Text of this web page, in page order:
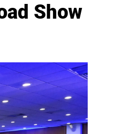
Show